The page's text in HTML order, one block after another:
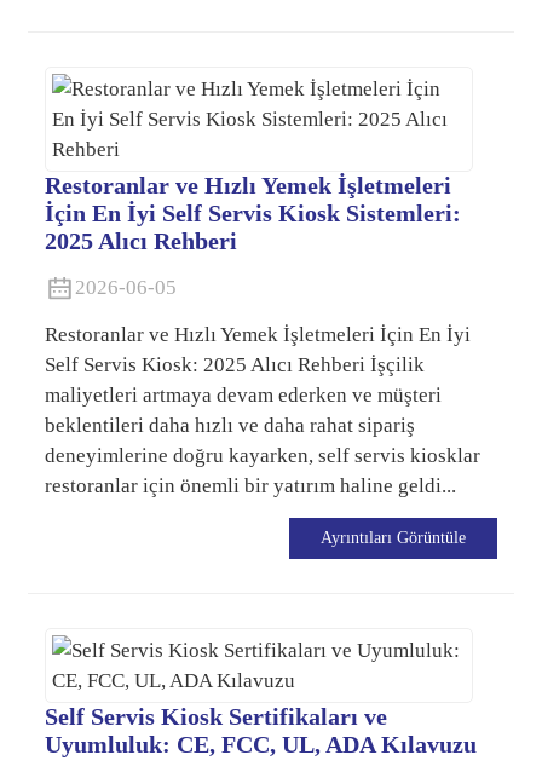
Restoranlar ve Hızlı Yemek İşletmeleri
İçin En İyi Self Servis Kiosk Sistemleri:
2025 Alıcı Rehberi
2026-06-05
Restoranlar ve Hızlı Yemek İşletmeleri İçin En İyi
Self Servis Kiosk: 2025 Alıcı Rehberi İşçilik
maliyetleri artmaya devam ederken ve müşteri
beklentileri daha hızlı ve daha rahat sipariş
deneyimlerine doğru kayarken, self servis kiosklar
restoranlar için önemli bir yatırım haline geldi...
Ayrıntıları Görüntüle
Self Servis Kiosk Sertifikaları ve
Uyumluluk: CE, FCC, UL, ADA Kılavuzu